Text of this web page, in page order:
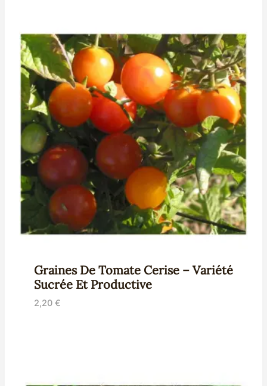
Graines De Tomate Cerise – Variété
Sucrée Et Productive
2,20 €